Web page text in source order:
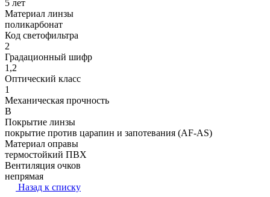
5 лет
Материал линзы
поликарбонат
Код светофильтра
2
Градационный шифр
1,2
Оптический класс
1
Механическая прочность
B
Покрытие линзы
покрытие против царапин и запотевания (AF-АS)
Материал оправы
термостойкий ПВХ
Вентиляция очков
непрямая
Назад к списку